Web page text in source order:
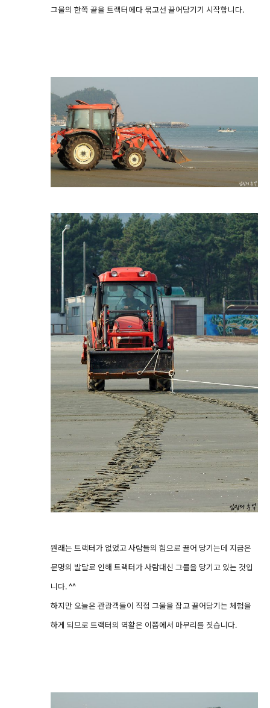
그물의 한쪽 끝을 트랙터에다 묶고선 끌어당기기 시작합니다.
원래는 트랙터가 없었고 사람들의 힘으로 끌어 당기는데 지금은
문명의 발달로 인해 트랙터가 사람대신 그물을 당기고 있는 것입
니다. ^^
하지만 오늘은 관광객들이 직접 그물을 잡고 끌어당기는 체험을
하게 되므로 트랙터의 역활은 이쯤에서 마무리를 짓습니다.